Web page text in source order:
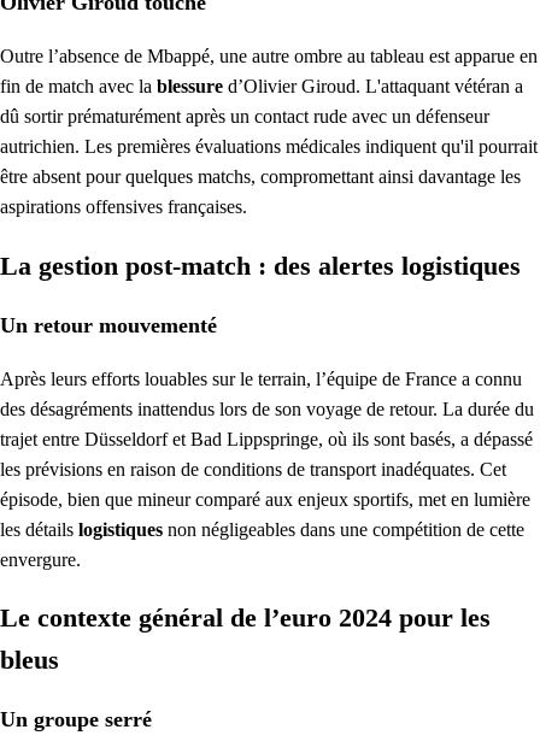
Outre l’absence de Mbappé, une autre ombre au tableau est apparue en
fin de match avec la blessure d’Olivier Giroud. L'attaquant vétéran a
dû sortir prématurément après un contact rude avec un défenseur
autrichien. Les premières évaluations médicales indiquent qu'il pourrait
être absent pour quelques matchs, compromettant ainsi davantage les
aspirations offensives françaises.
La gestion post-match : des alertes logistiques
Un retour mouvementé
Après leurs efforts louables sur le terrain, l’équipe de France a connu
des désagréments inattendus lors de son voyage de retour. La durée du
trajet entre Düsseldorf et Bad Lippspringe, où ils sont basés, a dépassé
les prévisions en raison de conditions de transport inadéquates. Cet
épisode, bien que mineur comparé aux enjeux sportifs, met en lumière
les détails logistiques non négligeables dans une compétition de cette
envergure.
Le contexte général de l’euro 2024 pour les
bleus
Un groupe serré